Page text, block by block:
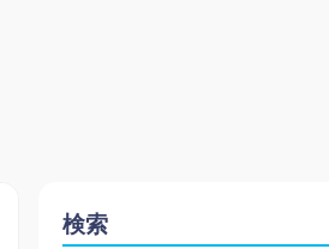
検索